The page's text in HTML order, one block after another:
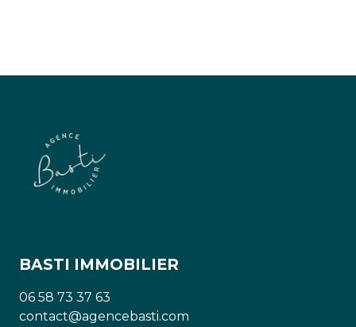
BASTI IMMOBILIER
06 58 73 37 63
contact@agencebasti.com